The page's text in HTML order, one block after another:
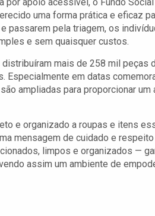
por apoio acessível, o Fundo
uma forma prática e eficaz
passarem pela triagem, os
e sem quaisquer custos.
distribuíram mais de 258 mil
Especialmente em datas
ampliadas para proporcionar
e organizado a roupas e itens
mensagem de cuidado e
limpos e organizados —
assim um ambiente de